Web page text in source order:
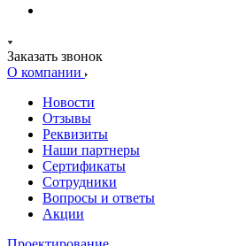
Заказать звонок
О компании
Новости
Отзывы
Реквизиты
Наши партнеры
Сертификаты
Сотрудники
Вопросы и ответы
Акции